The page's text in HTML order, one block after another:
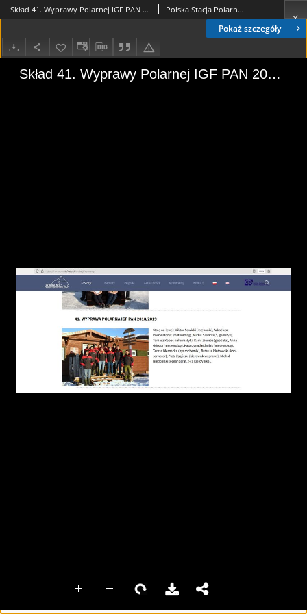
Pokaż szczegóły
Skład 41. Wyprawy Polarnej IGF PAN 2018/2019 Polska Stacja Polarna Hornsund